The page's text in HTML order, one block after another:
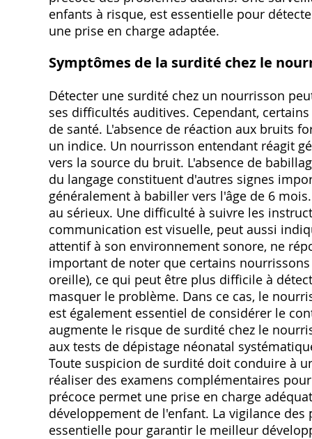
enfants à risque, est essentielle pour
une prise en charge adaptée.
Symptômes de la surdité chez le
Détecter une surdité chez un nourrisson
ses difficultés auditives. Cependant,
de santé. L'absence de réaction aux bruits
un indice. Un nourrisson entendant réagit
vers la source du bruit. L'absence de
du langage constituent d'autres signes
généralement à babiller vers l'âge de 6
au sérieux. Une difficulté à suivre les
communication est visuelle, peut aussi
attentif à son environnement sonore, ne
important de noter que certains
oreille), ce qui peut être plus difficile à
masquer le problème. Dans ce cas, le
est également essentiel de considérer le
augmente le risque de surdité chez le
aux tests de dépistage néonatal
Toute suspicion de surdité doit conduire à
réaliser des examens complémentaires
précoce permet une prise en charge
développement de l'enfant. La vigilance
essentielle pour garantir le meilleur